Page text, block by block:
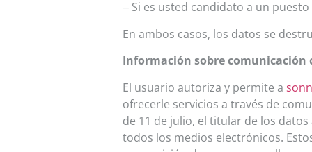
– Si es usted candidato a un
En ambos casos, los datos se
Información sobre comunicación
El usuario autoriza y permite a
ofrecerle servicios a través de
de 11 de julio, el titular de los
todos los medios electrónicos.